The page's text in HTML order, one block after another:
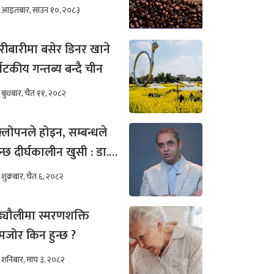
कम हुन्छ ?
आइतबार, साउन १०, २०८३
बसेर डिनर खाने
गन्तब्य बन्दै चीन
बुधबार, चैत ११, २०८२
होइन, सम्बन्धले
दीर्घकालीन खुसी : डा.
अख्तर
शुक्रबार, चैत ६, २०८२
स्मरणशक्ति
किन हुन्छ ?
शनिबार, माघ ३, २०८२